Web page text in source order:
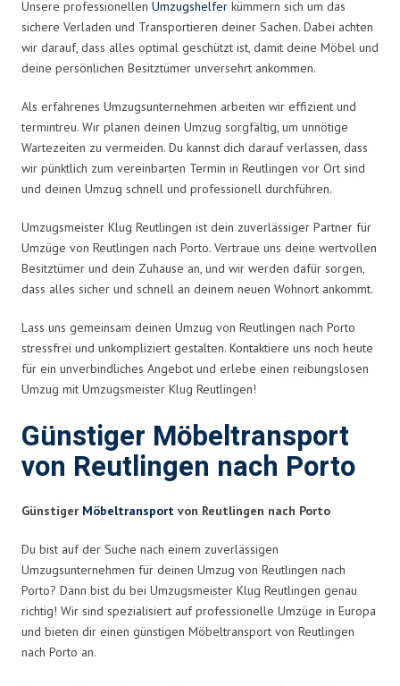
Unsere professionellen Umzugshelfer kümmern sich um das
sichere Verladen und Transportieren deiner Sachen. Dabei achten
wir darauf, dass alles optimal geschützt ist, damit deine Möbel und
deine persönlichen Besitztümer unversehrt ankommen.
Als erfahrenes Umzugsunternehmen arbeiten wir effizient und
termintreu. Wir planen deinen Umzug sorgfältig, um unnötige
Wartezeiten zu vermeiden. Du kannst dich darauf verlassen, dass
wir pünktlich zum vereinbarten Termin in Reutlingen vor Ort sind
und deinen Umzug schnell und professionell durchführen.
Umzugsmeister Klug Reutlingen ist dein zuverlässiger Partner für
Umzüge von Reutlingen nach Porto. Vertraue uns deine wertvollen
Besitztümer und dein Zuhause an, und wir werden dafür sorgen,
dass alles sicher und schnell an deinem neuen Wohnort ankommt.
Lass uns gemeinsam deinen Umzug von Reutlingen nach Porto
stressfrei und unkompliziert gestalten. Kontaktiere uns noch heute
für ein unverbindliches Angebot und erlebe einen reibungslosen
Umzug mit Umzugsmeister Klug Reutlingen!
Günstiger Möbeltransport
von Reutlingen nach Porto
Günstiger Möbeltransport von Reutlingen nach Porto
Du bist auf der Suche nach einem zuverlässigen
Umzugsunternehmen für deinen Umzug von Reutlingen nach
Porto? Dann bist du bei Umzugsmeister Klug Reutlingen genau
richtig! Wir sind spezialisiert auf professionelle Umzüge in Europa
und bieten dir einen günstigen Möbeltransport von Reutlingen
nach Porto an.